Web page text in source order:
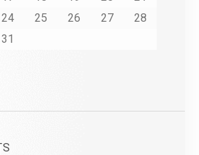
24 25 26 27
28
31